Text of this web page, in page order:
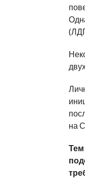
на
Тем